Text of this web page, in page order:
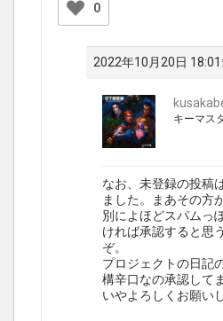
0
2022年10月20日 18:01
キーマス
なお、未登録の投稿
ました。まあその方
別によほどスパムっ
ければ承認すると思
ぞ。
プロジェクトの日記
構辛口なの承認して
いやよろしくお願い